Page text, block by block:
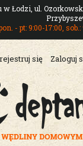
w Łodzi, ul.
- pt: 9:00-17:00, sob.:
się Zaloguj